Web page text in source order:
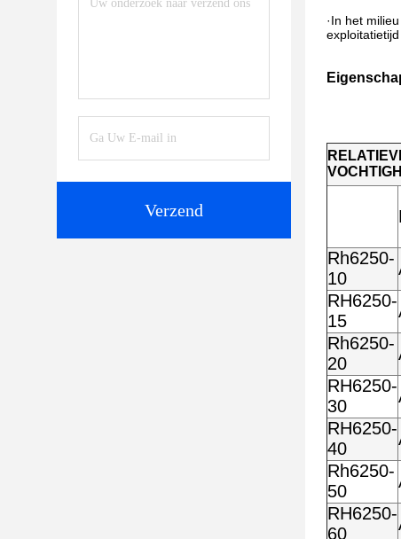
Verzend
·In het
Rh6250-
10
RH6250-
15
Rh6250-
20
RH6250-
30
RH6250-
40
Rh6250-
50
RH6250-
60